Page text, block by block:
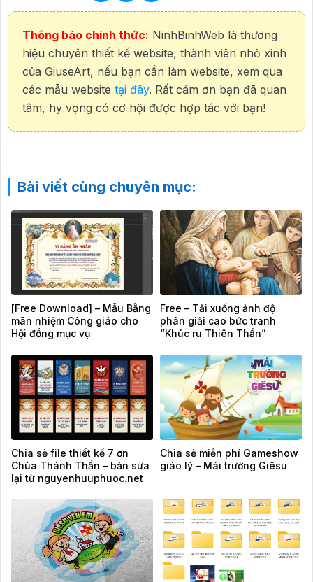
Thông báo chính thức: NinhBinhWeb là thương
hiệu chuyên thiết kế website, thành viên nhỏ xinh
của GiuseArt, nếu bạn cần làm website, xem qua
các mẫu website tại đây. Rất cám ơn bạn đã quan
tâm, hy vọng có cơ hội được hợp tác với bạn!
Bài viết cùng chuyên mục:
[Free Download] – Mẫu Bằng
mãn nhiệm Công giáo cho
Hội đồng mục vụ
Free – Tải xuống ảnh độ
phân giải cao bức tranh
“Khúc ru Thiên Thần”
Chia sẻ file thiết kế 7 ơn
Chúa Thánh Thần – bản sửa
lại từ nguyenhuuphuoc.net
Chia sẻ miễn phí Gameshow
giáo lý – Mái trường Giêsu